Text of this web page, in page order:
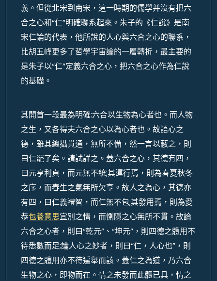
義。但從北宋到南宋，這一時期的儒學并沒有把六
合之心和“仁”明確聯系起來。朱子的《仁說》是南
宋仁論的代表，他所說的人心與六合之心的聯系，
比胡五峰更多了哲學宇宙論的一層轉折，最主要的
是朱子以“仁”定義六合之心，把六合之心作為仁說
的基礎。
其開首一段最為明確:六合以生物為心者也。而人物
之生，又各得夫六合之心以為心者也。故語心之
德，雖其總攝貫通，無所不備，然一言以蔽之，則
曰仁罷了矣。請試詳之。蓋六合之心，其德有四，
曰元亨利貞，而元無不統;其運行焉，則為春夏秋冬
之序，而春生之氣無所欠亨。故人之為心，其德亦
有四，曰仁義禮智，而仁無不包;其發用焉，則為愛
恭包養意思宜別之情，而惻隱之心無所不貫。故論
六合之心者，則曰“乾元”、“坤元”，則四德之體用不
待悉數而足;論人心之妙者，則曰“仁，人心也”，則
四德之體用亦不待遍舉而該。蓋仁之為道，乃六合
生物之心，即物而在。情之未發而此體已具，情之